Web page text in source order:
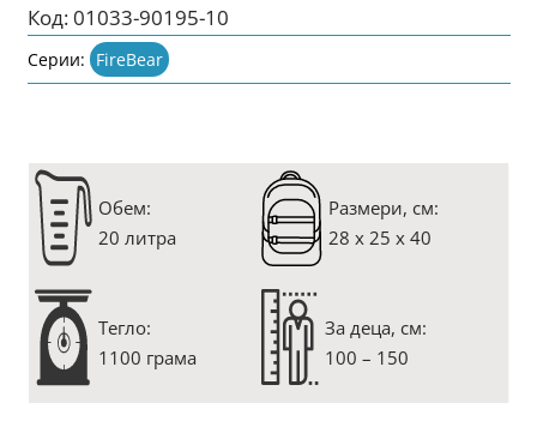
Код:01033-90195-10
Серии: FireBear
Oбем:
20 литра
Размери, см:
28 x 25 x 40
Тегло:
1100 грама
За деца, см:
100 – 150